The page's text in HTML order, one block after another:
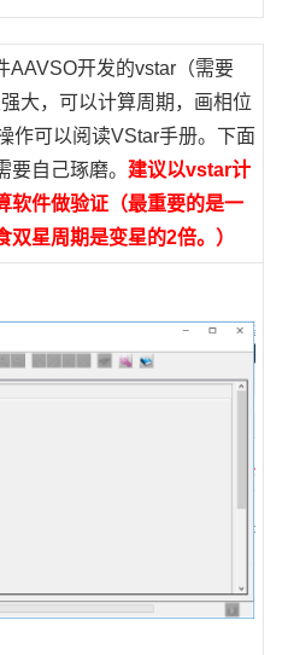
AAVSO开发的vstar（需要
大，可以计算周期，画相位
作可以阅读VStar手册。 下面
自己琢磨。 建议以vstar计
软件做验证（最重要的是一
星周期是变星的2倍。）